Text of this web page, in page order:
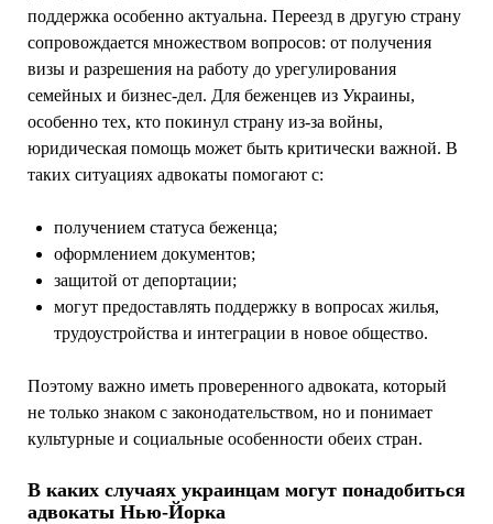
поддержка особенно актуальна. Переезд в другую страну
сопровождается множеством вопросов: от получения
визы и разрешения на работу до урегулирования
семейных и бизнес-дел. Для беженцев из Украины,
особенно тех, кто покинул страну из-за войны,
юридическая помощь может быть критически важной. В
таких ситуациях адвокаты помогают с:
получением статуса беженца;
оформлением документов;
защитой от депортации;
могут предоставлять поддержку в вопросах жилья,
трудоустройства и интеграции в новое общество.
Поэтому важно иметь проверенного адвоката, который
не только знаком с законодательством, но и понимает
культурные и социальные особенности обеих стран.
В каких случаях украинцам могут понадобиться
адвокаты Нью-Йорка